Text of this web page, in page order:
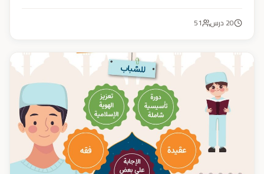
تدعم مهارات القراءة والفهم.
20 درس 51